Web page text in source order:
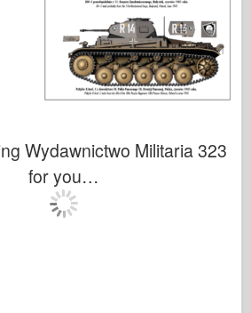
Wydawnictwo Militaria 323
for you…